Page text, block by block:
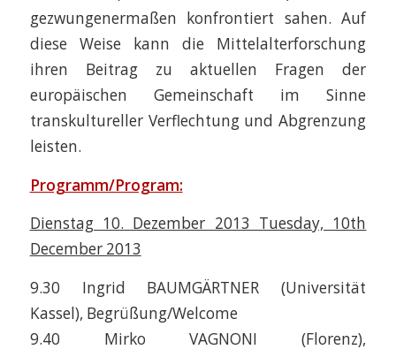
gezwungenermaßen konfrontiert sahen. Auf
diese Weise kann die Mittelalterforschung
ihren Beitrag zu aktuellen Fragen der
europäischen Gemeinschaft im Sinne
transkultureller Verflechtung und Abgrenzung
leisten.
Programm/Program:
Dienstag 10. Dezember 2013 Tuesday, 10th
December 2013
9.30 Ingrid BAUMGÄRTNER (Universität
Kassel), Begrüßung/Welcome
9.40 Mirko VAGNONI (Florenz),